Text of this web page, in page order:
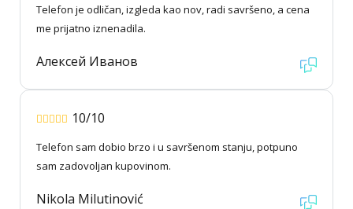
Telefon je odličan, izgleda kao nov, radi savršeno, a cena
me prijatno iznenadila.
Алексей Иванов
10/10
Telefon sam dobio brzo i u savršenom stanju, potpuno
sam zadovoljan kupovinom.
Nikola Milutinović